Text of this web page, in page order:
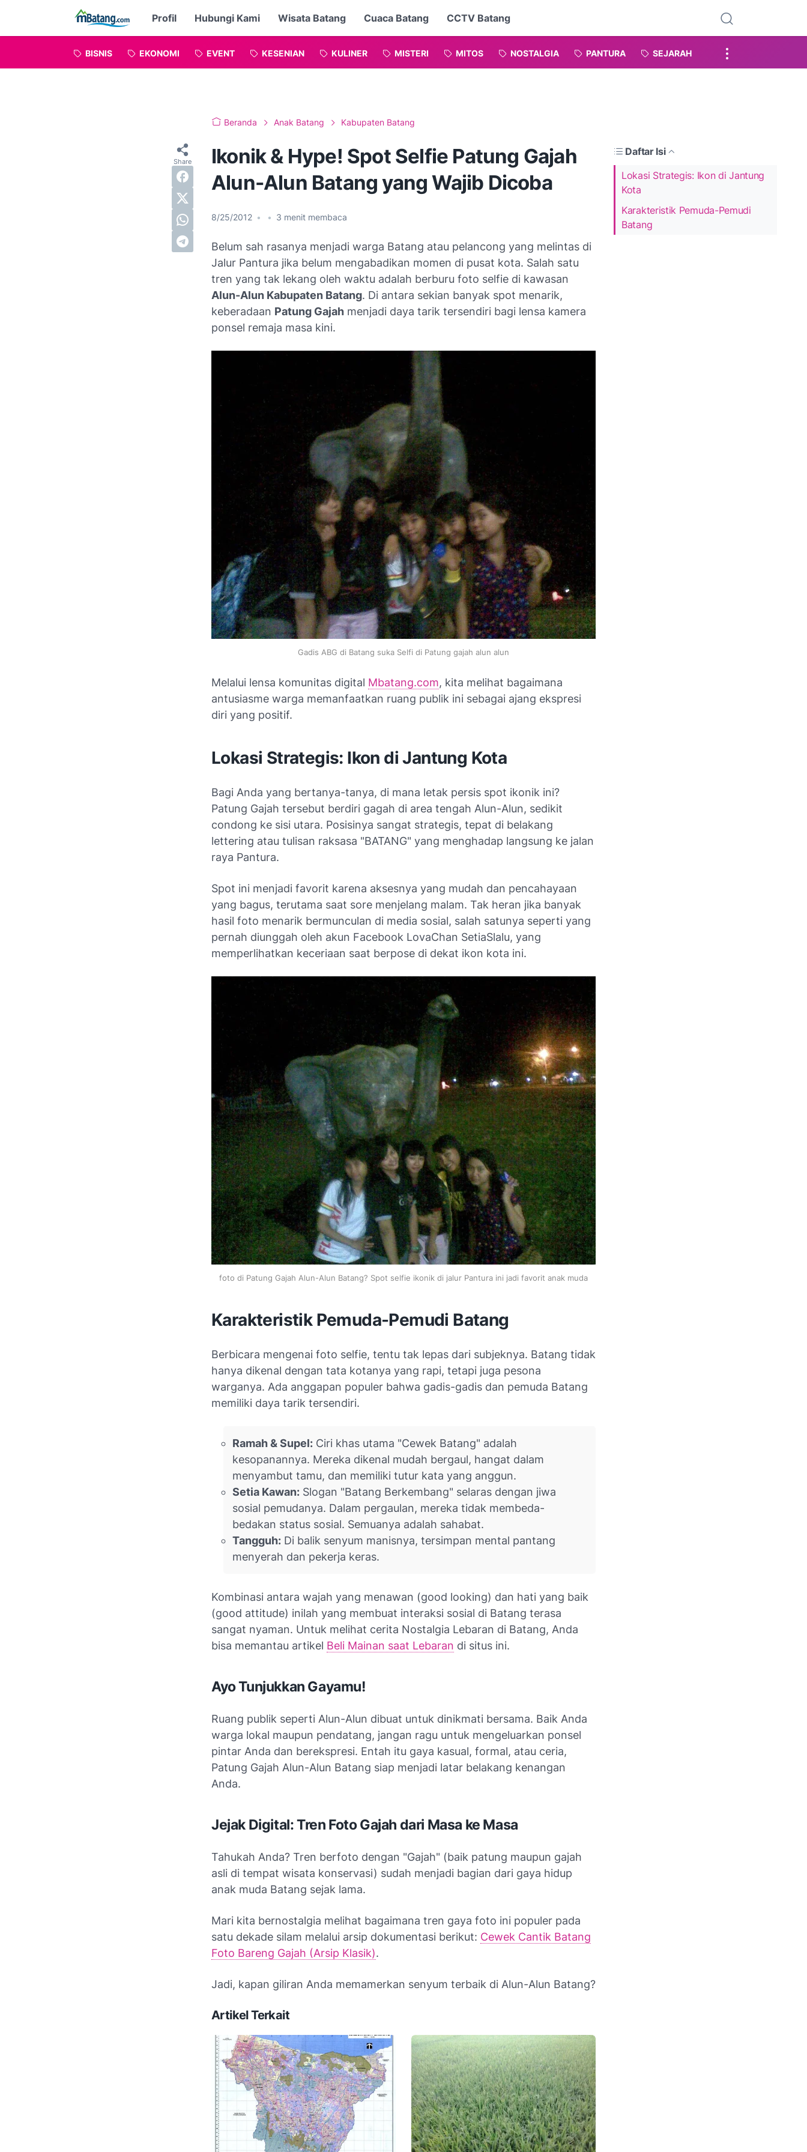
Profil Hubungi Kami Wisata Batang Cuaca Batang CCTV Batang
BISNIS EKONOMI EVENT KESENIAN KULINER MISTERI MITOS NOSTALGIA PANTURA SEJARAH
Beranda Anak Batang Kabupaten Batang
Ikonik & Hype! Spot Selfie Patung Gajah
Alun-Alun Batang yang Wajib Dicoba
8/25/2012 • • 3 menit membaca
Daftar Isi
Lokasi Strategis: Ikon di Jantung
Kota
Karakteristik Pemuda-Pemudi
Batang
Belum sah rasanya menjadi warga Batang atau pelancong yang melintas di
Jalur Pantura jika belum mengabadikan momen di pusat kota. Salah satu
tren yang tak lekang oleh waktu adalah berburu foto selfie di kawasan
Alun-Alun Kabupaten Batang. Di antara sekian banyak spot menarik,
keberadaan Patung Gajah menjadi daya tarik tersendiri bagi lensa kamera
ponsel remaja masa kini.
Gadis ABG di Batang suka Selfi di Patung gajah alun alun
Melalui lensa komunitas digital Mbatang.com, kita melihat bagaimana
antusiasme warga memanfaatkan ruang publik ini sebagai ajang ekspresi
diri yang positif.
Lokasi Strategis: Ikon di Jantung Kota
Bagi Anda yang bertanya-tanya, di mana letak persis spot ikonik ini?
Patung Gajah tersebut berdiri gagah di area tengah Alun-Alun, sedikit
condong ke sisi utara. Posisinya sangat strategis, tepat di belakang
lettering atau tulisan raksasa "BATANG" yang menghadap langsung ke jalan
raya Pantura.
Spot ini menjadi favorit karena aksesnya yang mudah dan pencahayaan
yang bagus, terutama saat sore menjelang malam. Tak heran jika banyak
hasil foto menarik bermunculan di media sosial, salah satunya seperti yang
pernah diunggah oleh akun Facebook LovaChan SetiaSlalu, yang
memperlihatkan keceriaan saat berpose di dekat ikon kota ini.
foto di Patung Gajah Alun-Alun Batang? Spot selfie ikonik di jalur Pantura ini jadi favorit anak muda
Karakteristik Pemuda-Pemudi Batang
Berbicara mengenai foto selfie, tentu tak lepas dari subjeknya. Batang tidak
hanya dikenal dengan tata kotanya yang rapi, tetapi juga pesona
warganya. Ada anggapan populer bahwa gadis-gadis dan pemuda Batang
memiliki daya tarik tersendiri.
Ramah & Supel: Ciri khas utama "Cewek Batang" adalah
kesopanannya. Mereka dikenal mudah bergaul, hangat dalam
menyambut tamu, dan memiliki tutur kata yang anggun.
Setia Kawan: Slogan "Batang Berkembang" selaras dengan jiwa
sosial pemudanya. Dalam pergaulan, mereka tidak membeda-
bedakan status sosial. Semuanya adalah sahabat.
Tangguh: Di balik senyum manisnya, tersimpan mental pantang
menyerah dan pekerja keras.
Kombinasi antara wajah yang menawan (good looking) dan hati yang baik
(good attitude) inilah yang membuat interaksi sosial di Batang terasa
sangat nyaman. Untuk melihat cerita Nostalgia Lebaran di Batang, Anda
bisa memantau artikel Beli Mainan saat Lebaran di situs ini.
Ayo Tunjukkan Gayamu!
Ruang publik seperti Alun-Alun dibuat untuk dinikmati bersama. Baik Anda
warga lokal maupun pendatang, jangan ragu untuk mengeluarkan ponsel
pintar Anda dan berekspresi. Entah itu gaya kasual, formal, atau ceria,
Patung Gajah Alun-Alun Batang siap menjadi latar belakang kenangan
Anda.
Jejak Digital: Tren Foto Gajah dari Masa ke Masa
Tahukah Anda? Tren berfoto dengan "Gajah" (baik patung maupun gajah
asli di tempat wisata konservasi) sudah menjadi bagian dari gaya hidup
anak muda Batang sejak lama.
Mari kita bernostalgia melihat bagaimana tren gaya foto ini populer pada
satu dekade silam melalui arsip dokumentasi berikut: Cewek Cantik Batang
Foto Bareng Gajah (Arsip Klasik).
Jadi, kapan giliran Anda memamerkan senyum terbaik di Alun-Alun Batang?
Artikel Terkait